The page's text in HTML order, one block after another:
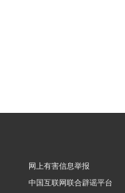
网上有害信息举报
中国互联网联合辟谣平台